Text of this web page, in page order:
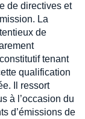
de directives et
La
de
tenant
qualification
Il ressort
à l’occasion du
d’émissions de